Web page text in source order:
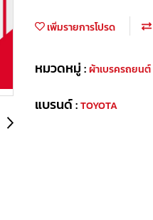
เพิ่มรายการโปรด
หมวดหมู่ :ผ้าเบรครถยนต์
แบรนด์ :TOYOTA